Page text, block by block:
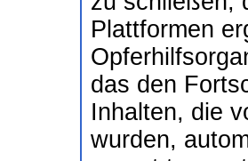
Plattformen
das den
Inhalten, die
wurden,